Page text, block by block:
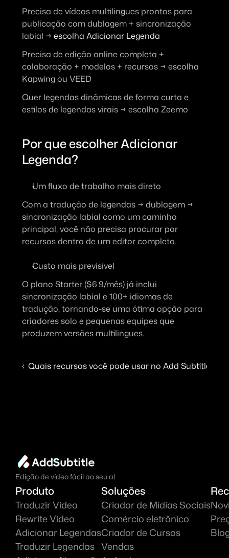
Precisa de vídeos multilingues prontos para
publicação com dublagem + sincronização
labial → escolha Adicionar Legenda
Precisa de edição online completa +
colaboração + modelos + recursos → escolha
Kapwing ou VEED
Quer legendas dinâmicas de forma curta e
estilos de legendas virais → escolha Zeemo
Por que escolher Adicionar
Legenda?
Um fluxo de trabalho mais direto
Com a tradução de legendas → dublagem →
sincronização labial como um caminho
principal, você não precisa procurar por
recursos dentro de um editor completo.
Custo mais previsível
O plano Starter ($6.9/mês) já inclui
sincronização labial e 100+ idiomas de
tradução, tornando-se uma ótima opção para
criadores solo e pequenas equipes que
produzem versões multilingues.
‹  Quais recursos você pode usar no Add Subtitle?
Edição de vídeo fácil ao seu alcance.
Produto
Traduzir Vídeo
Rewrite Video
Adicionar Legendas
Traduzir Legendas
Soluções
Criador de Mídias Sociais
Comércio eletrônico
Criador de Cursos
Vendas